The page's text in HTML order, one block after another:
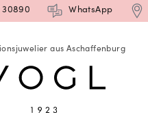
30890 WhatsApp
aus Aschaffenburg